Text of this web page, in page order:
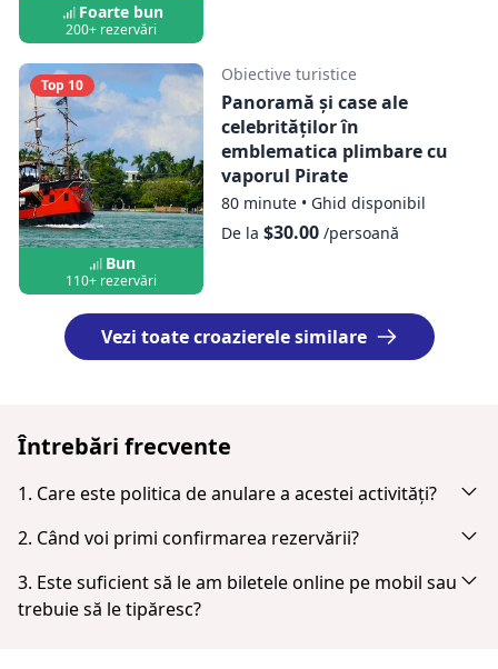
Foarte bun
200+ rezervări
Top 10
Bun
110+ rezervări
Obiective turistice
Panoramă și case ale
celebrităților în
emblematica plimbare cu
vaporul Pirate
80 minute • Ghid disponibil
De la $30.00/persoană
Vezi toate croazierele similare
Întrebări frecvente
1. Care este politica de anulare a acestei activități?
Anulați până la 24 ore în avans pentru o rambursare
2. Când voi primi confirmarea rezervării?
Vei primi o notificare prin e-mail imediat după plata
efectuată cu succes. Dacă nu îl vezi în inbox, verifică
folderul spam sau junk. Când plata este finalizată, ai
3. Este suficient să le am biletele online pe mobil sau
trebuie să le tipăresc?